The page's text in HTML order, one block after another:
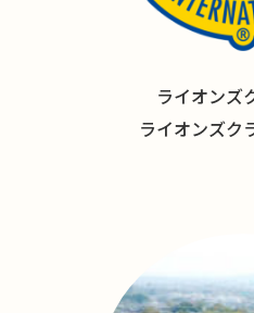
ライオンズ
ライオンズク